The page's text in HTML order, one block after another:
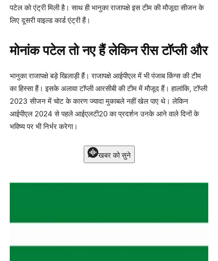
पटेल को एंट्री मिली है। साथ ही भानुका राजापक्षे इस टीम की मौजूदा सीजन के
लिए दूसरी वाइल्ड कार्ड एंट्री हैं।
मोनांक पटेल तो नए हैं लेकिन रीस टॉप्ली और
भानुका राजापक्षे बड़े खिलाड़ी हैं। राजापक्षे आईपीएल में भी पंजाब किंग्स की टीम
का हिस्सा हैं। इसके अलावा टॉप्ली आरसीबी की टीम में मौजूद हैं। हालांकि, टॉप्ली
2023 सीजन में चोट के कारण ज्यादा मुकाबले नहीं खेल पाए थे। लेकिन
आईपीएल 2024 से पहले आईएलटी20 का प्रदर्शन उनके आने वाले दिनों के
भविष्य पर भी निर्भर करेगा।
खबर को सुने